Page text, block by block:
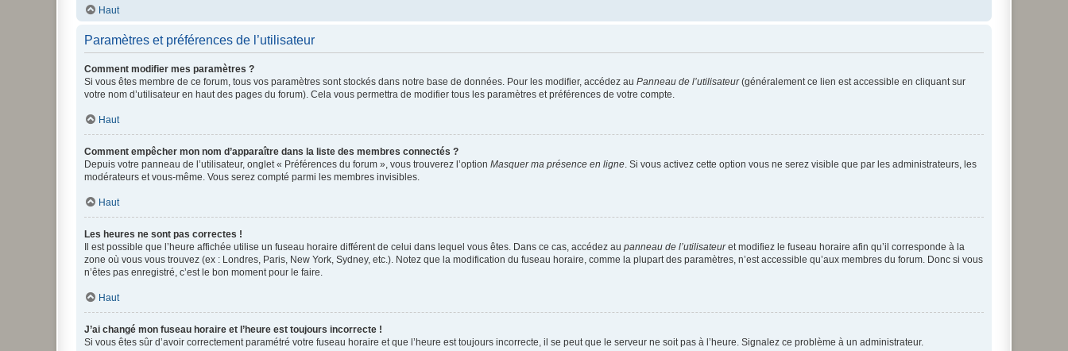
Haut
Paramètres et préférences de l’utilisateur
Comment modifier mes paramètres ?
Si vous êtes membre de ce forum, tous vos paramètres sont stockés dans notre base de données. Pour les modifier, accédez au Panneau de l’utilisateur(généralement ce lien est accessible en cliquant sur
votre nom d’utilisateur en haut des pages du forum). Cela vous permettra de modifier tous les paramètres et préférences de votre compte.
Haut
Comment empêcher mon nom d’apparaître dans la liste des membres connectés ?
Depuis votre panneau de l’utilisateur, onglet « Préférences du forum », vous trouverez l’option Masquer ma présence en ligne . Si vous activez cette option vous ne serez visible que par les administrateurs, les
modérateurs et vous-même. Vous serez compté parmi les membres invisibles.
Haut
Les heures ne sont pas correctes !
Il est possible que l’heure affichée utilise un fuseau horaire différent de celui dans lequel vous êtes. Dans ce cas, accédez au panneau de l’utilisateuret modifiez le fuseau horaire afin qu’il corresponde à la
zone où vous vous trouvez (ex : Londres, Paris, New York, Sydney, etc.). Notez que la modification du fuseau horaire, comme la plupart des paramètres, n’est accessible qu’aux membres du forum. Donc si vous
n’êtes pas enregistré, c’est le bon moment pour le faire.
Haut
J’ai changé mon fuseau horaire et l’heure est toujours incorrecte !
Si vous êtes sûr d’avoir correctement paramétré votre fuseau horaire et que l’heure est toujours incorrecte, il se peut que le serveur ne soit pas à l’heure. Signalez ce problème à un administrateur.